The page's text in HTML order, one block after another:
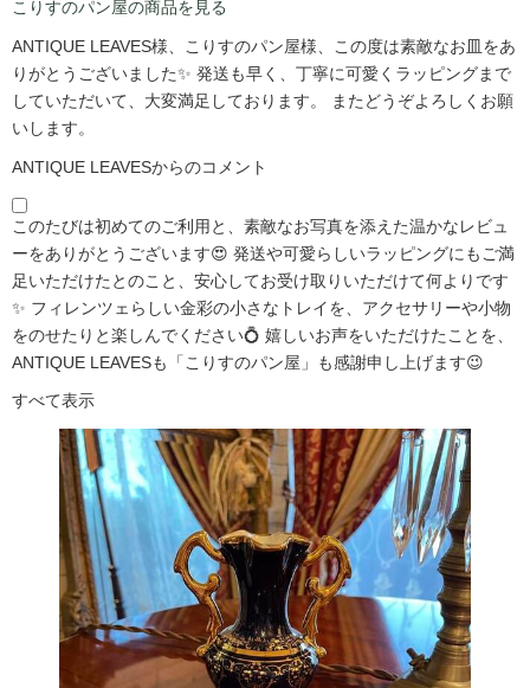
こりすのパン屋の商品を見る
ANTIQUE LEAVES様、こりすのパン屋様、この度は素敵なお皿をあ
りがとうございました✨ 発送も早く、丁寧に可愛くラッピングまで
していただいて、大変満足しております。 またどうぞよろしくお願
いします。
ANTIQUE LEAVESからのコメント
このたびは初めてのご利用と、素敵なお写真を添えた温かなレビュ
ーをありがとうございます😍 発送や可愛らしいラッピングにもご満
足いただけたとのこと、安心してお受け取りいただけて何よりです
✨ フィレンツェらしい金彩の小さなトレイを、アクセサリーや小物
をのせたりと楽しんでください💍 嬉しいお声をいただけたことを、
ANTIQUE LEAVESも「こりすのパン屋」も感謝申し上げます😉
すべて表示